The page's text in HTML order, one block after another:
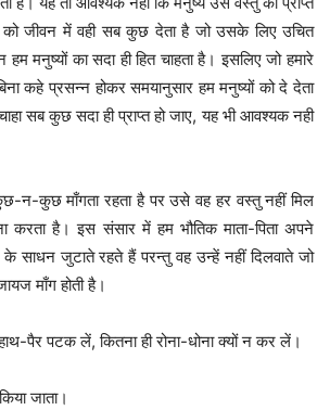
जीवन में वही सब कुछ देता है जो उसके लिए उचित
हम मनुष्यों का सदा ही हित चाहता है। इसलिए जो हमारे
कहे प्रसन्न होकर समयानुसार हम मनुष्यों को दे देता
सब कुछ सदा ही प्राप्त हो जाए, यह भी आवश्यक नही
न-कुछ माँगता रहता है पर उसे वह हर वस्तु नहीं मिल
करता है। इस संसार में हम भौतिक माता-पिता अपने
साधन जुटाते रहते हैं परन्तु वह उन्हें नहीं दिलवाते जो
माँग होती है।
पैर पटक लें, कितना ही रोना-धोना क्यों न कर लें।
जाता।